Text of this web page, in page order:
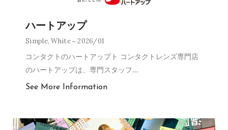
ハートアップ
Simple,White 2026/01
コンタクトのハートアップト コンタクトレンズ専門店
のハートアップは、専門スタッフ…
See More Information